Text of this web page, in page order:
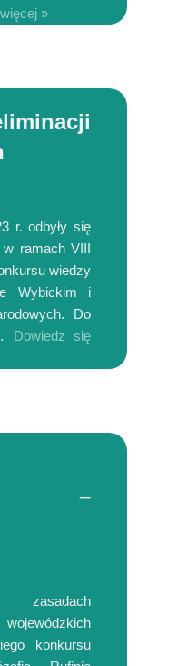
»
r. odbyły się
w ramach VIII
wiedzy
Wybickim i
Do
Dowiedz się
–
zasadach
konkursu